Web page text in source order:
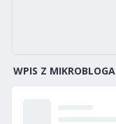
WPIS Z MIKROBLOGA